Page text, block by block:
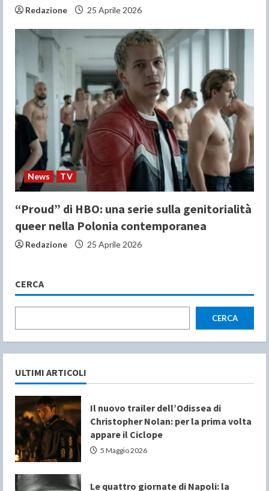
Redazione 25 Aprile 2026
News TV
“Proud” di HBO: una serie sulla genitorialità
queer nella Polonia contemporanea
Redazione 25 Aprile 2026
CERCA
CERCA
ULTIMI ARTICOLI
Il nuovo trailer dell’Odissea di
Christopher Nolan: per la prima volta
appare il Ciclope
5 Maggio 2026
Le quattro giornate di Napoli: la